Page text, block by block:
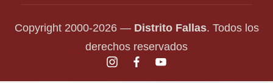
Copyright 2000-2026 — Distrito Fallas. Todos los
derechos reservados
instagram.com
facebook.com
youtube.com